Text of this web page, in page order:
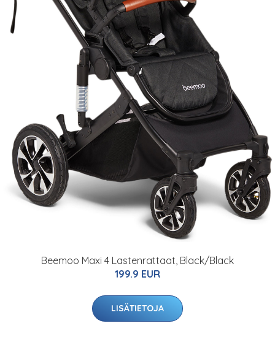
Beemoo Maxi 4 Lastenrattaat, Black/Black
199.9 EUR
LISÄTIETOJA